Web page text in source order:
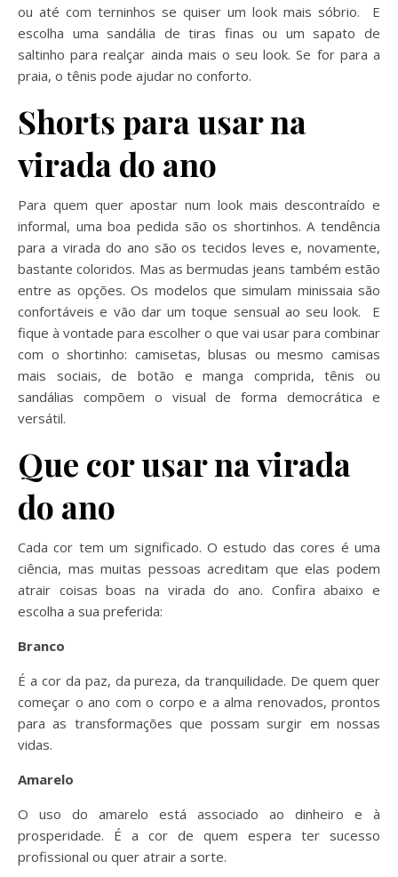
ou até com terninhos se quiser um look mais sóbrio. E
escolha uma sandália de tiras finas ou um sapato de
saltinho para realçar ainda mais o seu look. Se for para a
praia, o tênis pode ajudar no conforto.
Shorts para usar na
virada do ano
Para quem quer apostar num look mais descontraído e
informal, uma boa pedida são os shortinhos. A tendência
para a virada do ano são os tecidos leves e, novamente,
bastante coloridos. Mas as bermudas jeans também estão
entre as opções. Os modelos que simulam minissaia são
confortáveis e vão dar um toque sensual ao seu look. E
fique à vontade para escolher o que vai usar para combinar
com o shortinho: camisetas, blusas ou mesmo camisas
mais sociais, de botão e manga comprida, tênis ou
sandálias compõem o visual de forma democrática e
versátil.
Que cor usar na virada
do ano
Cada cor tem um significado. O estudo das cores é uma
ciência, mas muitas pessoas acreditam que elas podem
atrair coisas boas na virada do ano. Confira abaixo e
escolha a sua preferida:
Branco
É a cor da paz, da pureza, da tranquilidade. De quem quer
começar o ano com o corpo e a alma renovados, prontos
para as transformações que possam surgir em nossas
vidas.
Amarelo
O uso do amarelo está associado ao dinheiro e à
prosperidade. É a cor de quem espera ter sucesso
profissional ou quer atrair a sorte.